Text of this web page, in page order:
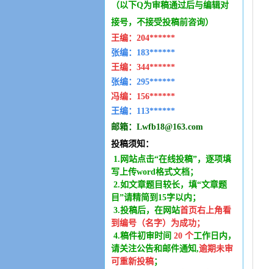
（以下Q为审稿通过后与编辑对
接号，不接受投稿前咨询）
王编： 204******
张编：183******
王编： 344******
张编：295******
冯编： 156******
王编： 113******
邮箱： Lwfb18@163.com
投稿须知：
1.网站点击“在线投稿”，逐项填
写上传word格式文档；
2.如文章题目较长，填“文章题
目”请精简到15字以内；
3.投稿后，在网站首页右上角看
到编号（名字）为成功；
4.稿件初审时间 20 个工作日内 ，
请关注公告和邮件通知,逾期未审
可重新投稿；